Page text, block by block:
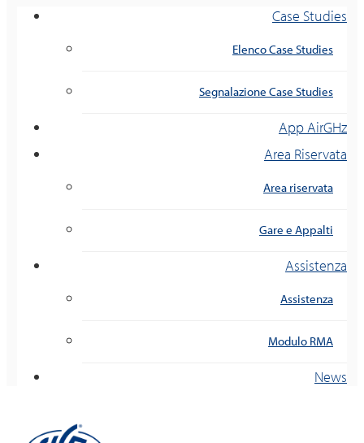
Case Studies
Elenco Case Studies
Segnalazione Case Studies
App AirGHz
Area Riservata
Area riservata
Gare e Appalti
Assistenza
Assistenza
Modulo RMA
News